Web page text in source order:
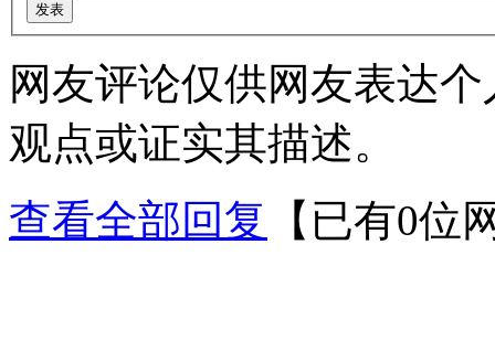
网友评论仅供网友表达
观点或证实其描述。
查看全部回复
【已有0位